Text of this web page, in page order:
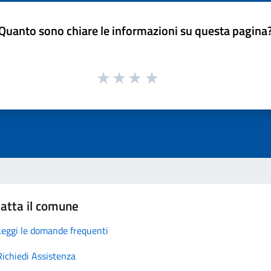
sono chiare le informazioni su questa
il comune
le domande frequenti
Assistenza